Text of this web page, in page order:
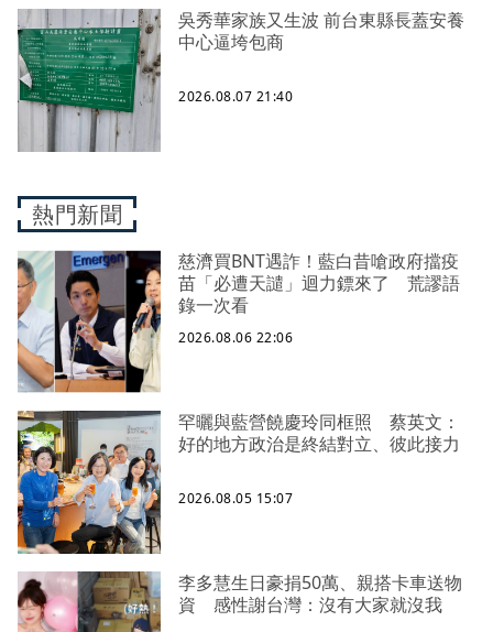
吳秀華家族又生波 前台東縣長蓋安養
中心逼垮包商
2026.08.07 21:40
熱門新聞
慈濟買BNT遇詐！藍白昔嗆政府擋疫
苗「必遭天譴」迴力鏢來了 荒謬語
錄一次看
2026.08.06 22:06
罕曬與藍營饒慶玲同框照 蔡英文：
好的地方政治是終結對立、彼此接力
2026.08.05 15:07
李多慧生日豪捐50萬、親搭卡車送物
資 感性謝台灣：沒有大家就沒我